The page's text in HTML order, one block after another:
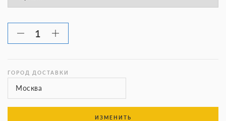
ГОРОД ДОСТАВКИ
ИЗМЕНИТЬ